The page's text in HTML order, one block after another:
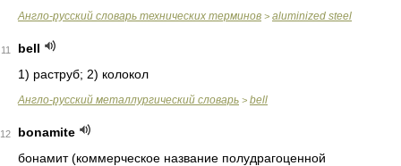
Англо-русский словарь технических терминов > aluminized steel
11
bell
1) раструб; 2) колокол
Англо-русский металлургический словарь > bell
12
bonamite
бонамит (коммерческое название полудрагоценной